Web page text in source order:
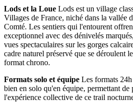
Lods et la Loue Lods est un village
Villages de France, niché dans la vallée
Comté. Les sentiers qui l'entourent
exceptionnel avec des dénivelés
vues spectaculaires sur les gorges
cadre naturel préservé que se déroulent
format chrono.
Formats solo et équipe Les formats
bien en solo qu'en équipe, permettant
l'expérience collective de ce trail